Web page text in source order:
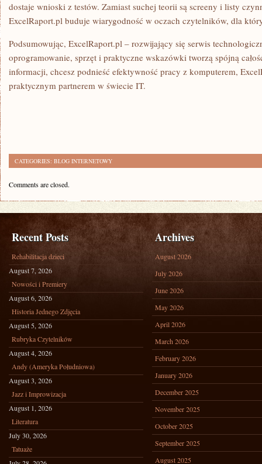
dostaje wnioski z testów. Zamiast suchej teorii są screeny i listy
ExcelRaport.pl buduje wiarygodność w oczach czytelników, dla
Podsumowując, ExcelRaport.pl – rozwijający się serwis
oprogramowanie, sprzęt i praktyczne wskazówki tworzą spójną
informacji, chcesz podnieść efektywność pracy z komputerem,
praktycznym partnerem w świecie IT.
CATEGORIES: BLOG INTERNETOWY
Comments are closed.
Recent Posts
Rehabilitacja dzieci
August 7, 2026
Nowości i Premiery
August 6, 2026
Historia Jednego Zdjęcia
August 5, 2026
Rubryka Czytelników
August 4, 2026
Andy (Ameryka Południowa)
August 3, 2026
Jazz i Improwizacja
August 1, 2026
Literatura
July 30, 2026
Tatuaże
Archives
August 2026
July 2026
June 2026
May 2026
April 2026
March 2026
February 2026
January 2026
December 2025
November 2025
October 2025
September 2025
August 2025